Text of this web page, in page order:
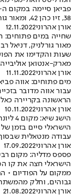
38, זיו כהן 42, ומאור גורלניק 45 בגברים
אורן אהרוני12.11.2022
שחייה במים פתוחים:
שעות והקדימו את
מארק-אנטואן
אורן אהרוני11.11.2022
מים פתוחים: אווה פביאן
עבור אווה מדובר
הראשונה בקריירה
אורן אהרוני10.11.2022
הישג שיא: מקום 4 ליונתן אחדות באליפות העולם לנוער בשחייה
עבודה מנטאלית
אורן אהרוני17.09.2022
פספס מדליה: מקום
ממקום על הפודיום •
גבוהים, וחלק
אורן אהרוני21.08.2022